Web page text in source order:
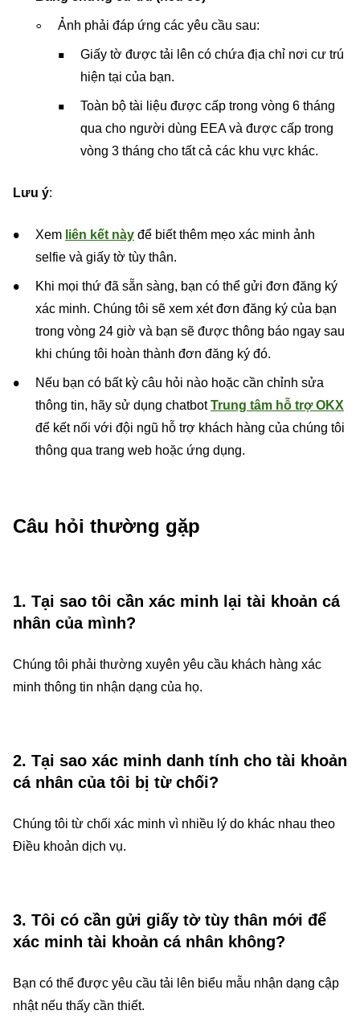
Ảnh phải đáp ứng các yêu cầu sau:
Giấy tờ được tải lên có chứa địa chỉ nơi cư trú
hiện tại của bạn.
Toàn bộ tài liệu được cấp trong vòng 6 tháng
qua cho người dùng EEA và được cấp trong
vòng 3 tháng cho tất cả các khu vực khác.
Lưu ý:
Xem liên kết này để biết thêm mẹo xác minh ảnh
selfie và giấy tờ tùy thân.
Khi mọi thứ đã sẵn sàng, bạn có thể gửi đơn đăng ký
xác minh. Chúng tôi sẽ xem xét đơn đăng ký của bạn
trong vòng 24 giờ và bạn sẽ được thông báo ngay sau
khi chúng tôi hoàn thành đơn đăng ký đó.
Nếu bạn có bất kỳ câu hỏi nào hoặc cần chỉnh sửa
thông tin, hãy sử dụng chatbotTrung tâm hỗ trợ OKX
để kết nối với đội ngũ hỗ trợ khách hàng của chúng tôi
thông qua trang web hoặc ứng dụng.
Câu hỏi thường gặp
1. Tại sao tôi cần xác minh lại tài khoản cá
nhân của mình?
Chúng tôi phải thường xuyên yêu cầu khách hàng xác
minh thông tin nhận dạng của họ.
2. Tại sao xác minh danh tính cho tài khoản
cá nhân của tôi bị từ chối?
Chúng tôi từ chối xác minh vì nhiều lý do khác nhau theo
Điều khoản dịch vụ.
3. Tôi có cần gửi giấy tờ tùy thân mới để
xác minh tài khoản cá nhân không?
Bạn có thể được yêu cầu tải lên biểu mẫu nhận dạng cập
nhật nếu thấy cần thiết.